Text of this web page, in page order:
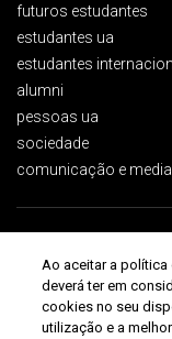
futuros estudantes
estudantes ua
estudantes
alumni
pessoas ua
sociedade
comunicação e media
Universidade de Aveiro
Ao aceitar a
deverá ter em
cookies no seu
utilização e a